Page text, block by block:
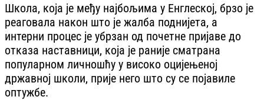
Школа, која је међу најбољима у Енглеској, брзо је
реаговала након што је жалба поднијета, а
интерни процес је убрзан од почетне пријаве до
отказа наставници, која је раније сматрана
популарном личношћу у високо оцијењеној
државној школи, прије него што су се појавиле
оптужбе.